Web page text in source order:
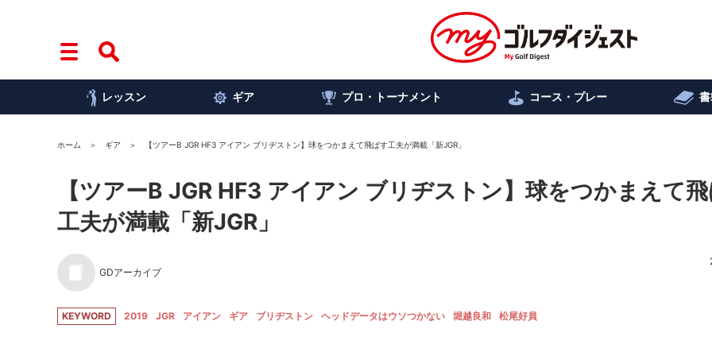
レッスン ギア プロ・トーナメント コース・プレー
ホーム ギア 【ツアーB JGR HF3 アイアン ブリヂストン】球をつかまえて飛ばす工夫が満載「新JGR」
【ツアーB JGR HF3 アイアン ブリヂストン】球をつかまえて
工夫が満載「新JGR」
GDアーカイブ
KEYWORD 2019 JGR アイアン ギア ブリヂストン ヘッドデータはウソつかない 堀越良和 松尾好員